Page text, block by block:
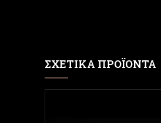
ΣΧΕΤΙΚΆ ΠΡΟΪΌΝΤΑ